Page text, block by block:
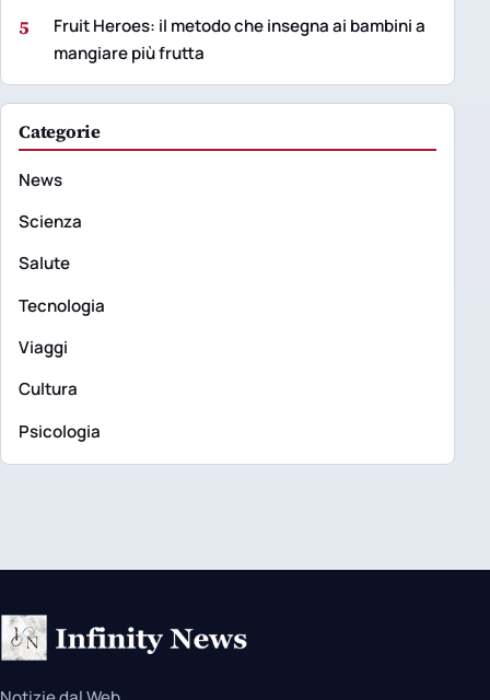
5
Fruit Heroes: il metodo che insegna ai bambini a
mangiare più frutta
Categorie
News
Scienza
Salute
Tecnologia
Viaggi
Cultura
Psicologia